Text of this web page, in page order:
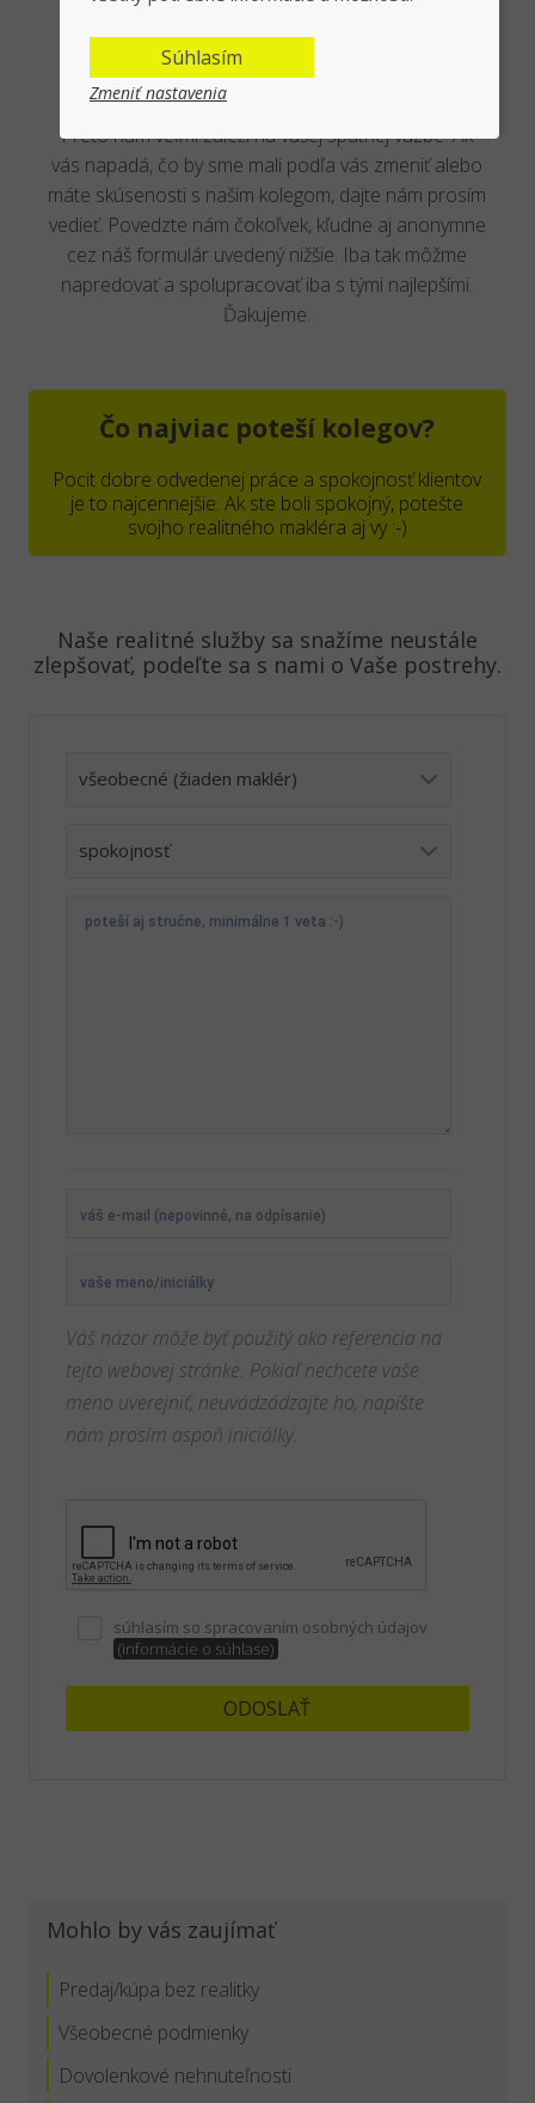
Hodnotenie makléra
Naše služby sa snažíme neustále zdokonalovať.
Preto nám veľmi záleží na vašej spätnej väzbe. Ak
vás napadá, čo by sme mali podľa vás zmeniť alebo
máte skúsenosti s našim kolegom, dajte nám prosím
vedieť. Povedzte nám čokoľvek, kľudne aj anonymne
cez náš formulár uvedený nižšie. Iba tak môžme
napredovať a spolupracovať iba s tými najlepšími.
Ďakujeme.
Čo najviac poteší kolegov?
Pocit dobre odvedenej práce a spokojnosť klientov
je to najcennejšie. Ak ste boli spokojný, potešte
svojho realitného makléra aj vy :-)
Naše realitné služby sa snažíme neustále
zlepšovať, podeľte sa s nami o Vaše postrehy.
Váš názor môže byť použitý ako referencia na
tejto webovej stránke. Pokiaľ nechcete vaše
meno uverejniť, neuvádzádzajte ho, napíšte
nám prosím aspoň iniciálky.
súhlasím so spracovaním osobných údajov
(informácie o súhlase)
ODOSLAŤ
Mohlo by vás zaujímať
Predaj/kúpa bez realitky
Všeobecné podmienky
Dovolenkové nehnuteľnosti
Súhlasím
Zmeniť nastavenia